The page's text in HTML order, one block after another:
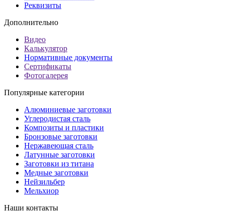
Реквизиты
Дополнительно
Видео
Калькулятор
Нормативные документы
Сертификаты
Фотогалерея
Популярные категории
Алюминиевые заготовки
Углеродистая сталь
Композиты и пластики
Бронзовые заготовки
Нержавеющая сталь
Латунные заготовки
Заготовки из титана
Медные заготовки
Нейзильбер
Мельхиор
Наши контакты